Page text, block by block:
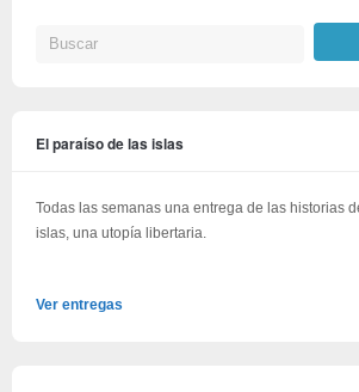
El paraíso de las islas
Todas las semanas una entrega de las historias
islas, una utopía libertaria.
Ver entregas